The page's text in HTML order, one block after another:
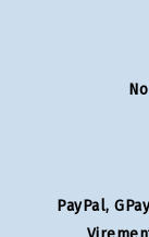
PayPal,